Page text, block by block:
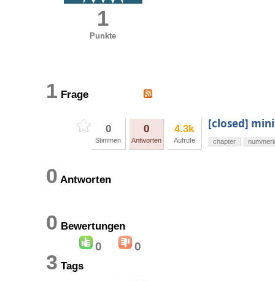
1
Punkte
1 Frage
0
Stimmen
0
Antworten
4.3k
Aufrufe
[closed]
chapter
0 Antworten
0 Bewertungen
0 0
3 Tags